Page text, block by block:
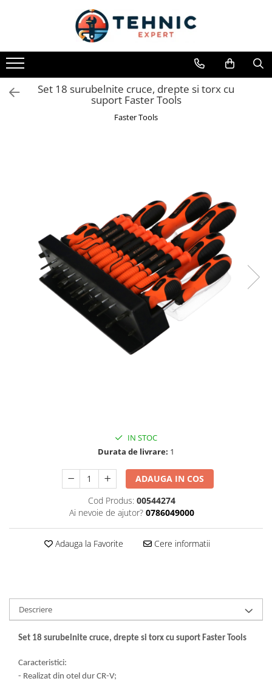
Toate Produsele
Accesorii pentru scule electrice
Accesorii pentru sculele pe aer
Alte accesorii pentru scule
Benzi adezive, avertizare si
Alte benzi
Benzi anti-alunecare
Benzi din aluminiu
Benzi dublu-adezive
Burghie pentru metal in trepte -
Burghie pentru metal lungi
Burghie pentru sticla si ceramica
Dalti, spit-uri SDS+ si SDS MAX
Accesorii pentru prelucrare
ceramica
Carote pentru ceramica
Dischete pentru slefuire ceramica
Carote HSS
Set 18 surubelnite cruce, drepte si torx cu
suport Faster Tools
Faster Tools
IN STOC
Durata de livrare: 1
ADAUGA IN COS
Cod Produs: 00544274
Ai nevoie de ajutor? 0786049000
Adauga la Favorite Cere informatii
Descriere
Set 18 surubelnite cruce, drepte si torx cu suport Faster Tools
Caracteristici:
- Realizat din otel dur CR-V;